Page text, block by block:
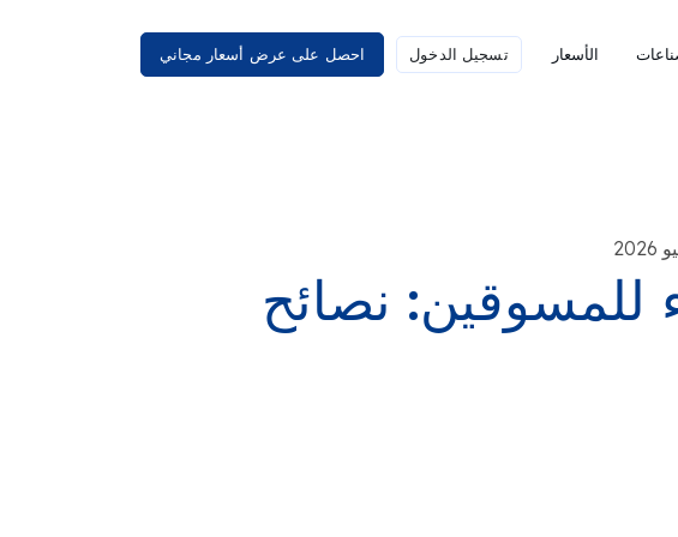
الأسعار تسجيل الدخول احصل على عرض أسعار مجاني
للمسوقين: نصائح